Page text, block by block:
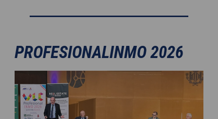
PROFESIONALINMO 2026